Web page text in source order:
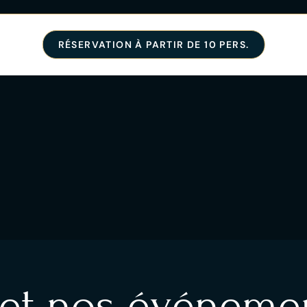
RÉSERVATION À PARTIR DE 10 PERS.